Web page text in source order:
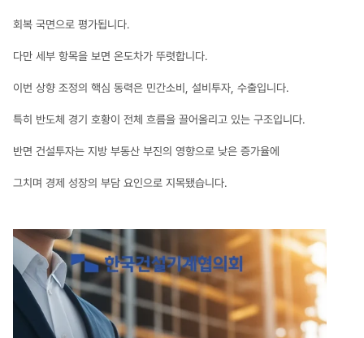
회복 국면으로 평가됩니다.
다만 세부 항목을 보면 온도차가 뚜렷합니다.
이번 상향 조정의 핵심 동력은 민간소비, 설비투자, 수출입니다.
특히 반도체 경기 호황이 전체 흐름을 끌어올리고 있는 구조입니다.
반면 건설투자는 지방 부동산 부진의 영향으로 낮은 증가율에
그치며 경제 성장의 부담 요인으로 지목됐습니다.